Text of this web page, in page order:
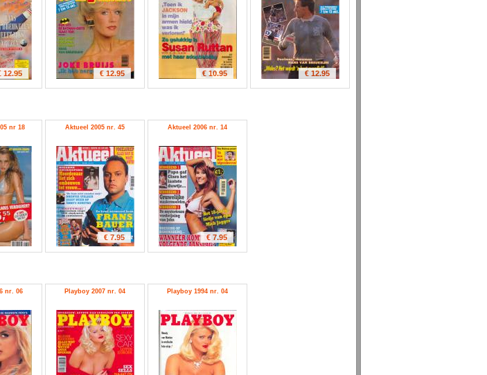
12.95 € 12.95 € 10.95 € 12.95
nr 18 Aktueel 2005 nr. 45
€ 7.95
Aktueel 2006 nr. 14
€ 7.95
nr. 06 Playboy 2007 nr. 04 Playboy 1994 nr. 04